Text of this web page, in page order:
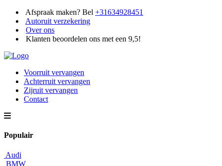
Afspraak maken? Bel +31634928451
Autoruit verzekering
Over ons
Klanten beoordelen ons met een 9,5!
Voorruit vervangen
Achterruit vervangen
Zijruit vervangen
Contact
Populair
Audi
BMW